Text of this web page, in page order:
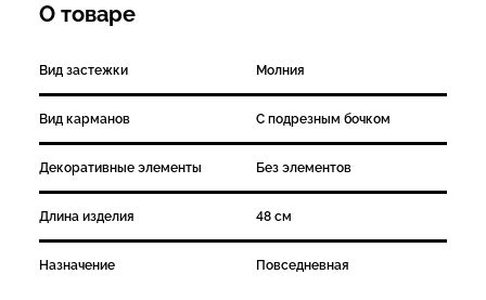
О товаре
Вид застежки Молния
Вид карманов С подрезным бочком
Декоративные элементы Без элементов
Длина изделия 48 см
Назначение Повседневная